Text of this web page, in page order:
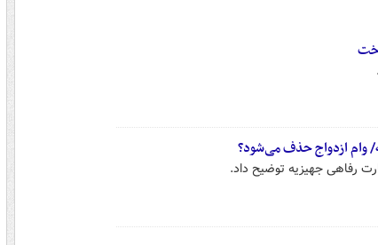
وام ازدواج حذف می‌شود؟
رفاهی جهیزیه توضیح داد.